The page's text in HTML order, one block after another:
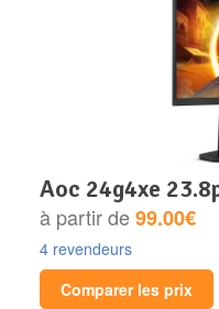
aoc 24g4xe
à partir de99.00€
4 revendeurs
Comparer les prix